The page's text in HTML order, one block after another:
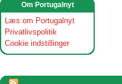
Om Portugalnyt
Læs om Portugalnyt
Privatlivspolitik
Cookie indstillinger